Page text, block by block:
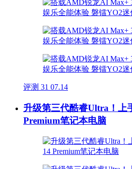
评测 31 07.14
升级第三代酷睿Ultra！上
Premium笔记本电脑